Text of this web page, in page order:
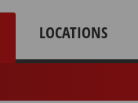
LOCATIONS